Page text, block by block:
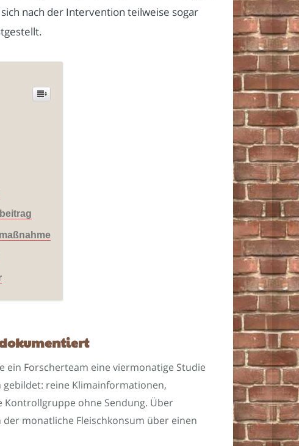
nach der Intervention teilweise sogar
ein Forscherteam eine viermonatige Studie
gebildet: reine Klimainformationen,
Kontrollgruppe ohne Sendung. Über
monatliche Fleischkonsum über einen